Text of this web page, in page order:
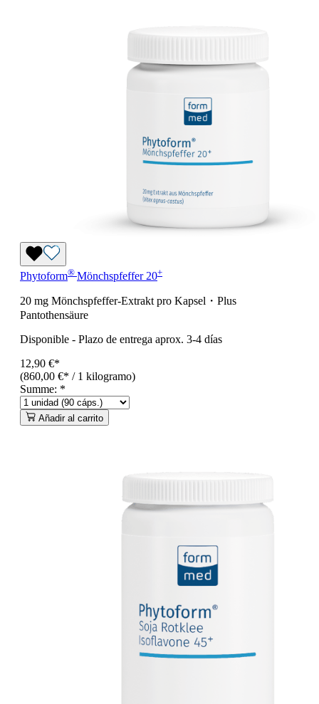
Phytoform® Mönchspfeffer 20+
20 mg Mönchspfeffer-Extrakt pro Kapsel・Plus
Pantothensäure
Disponible - Plazo de entrega aprox. 3-4 días
12,90 €*
(860,00 €* / 1 kilogramo)
Summe: *
Añadir al carrito